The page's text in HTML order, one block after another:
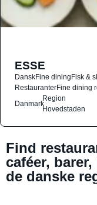
ESSE
DanskFine diningFisk &
RestauranterFine dining
Danmark
Region
Hovedstaden
Find
caféer,
de danske